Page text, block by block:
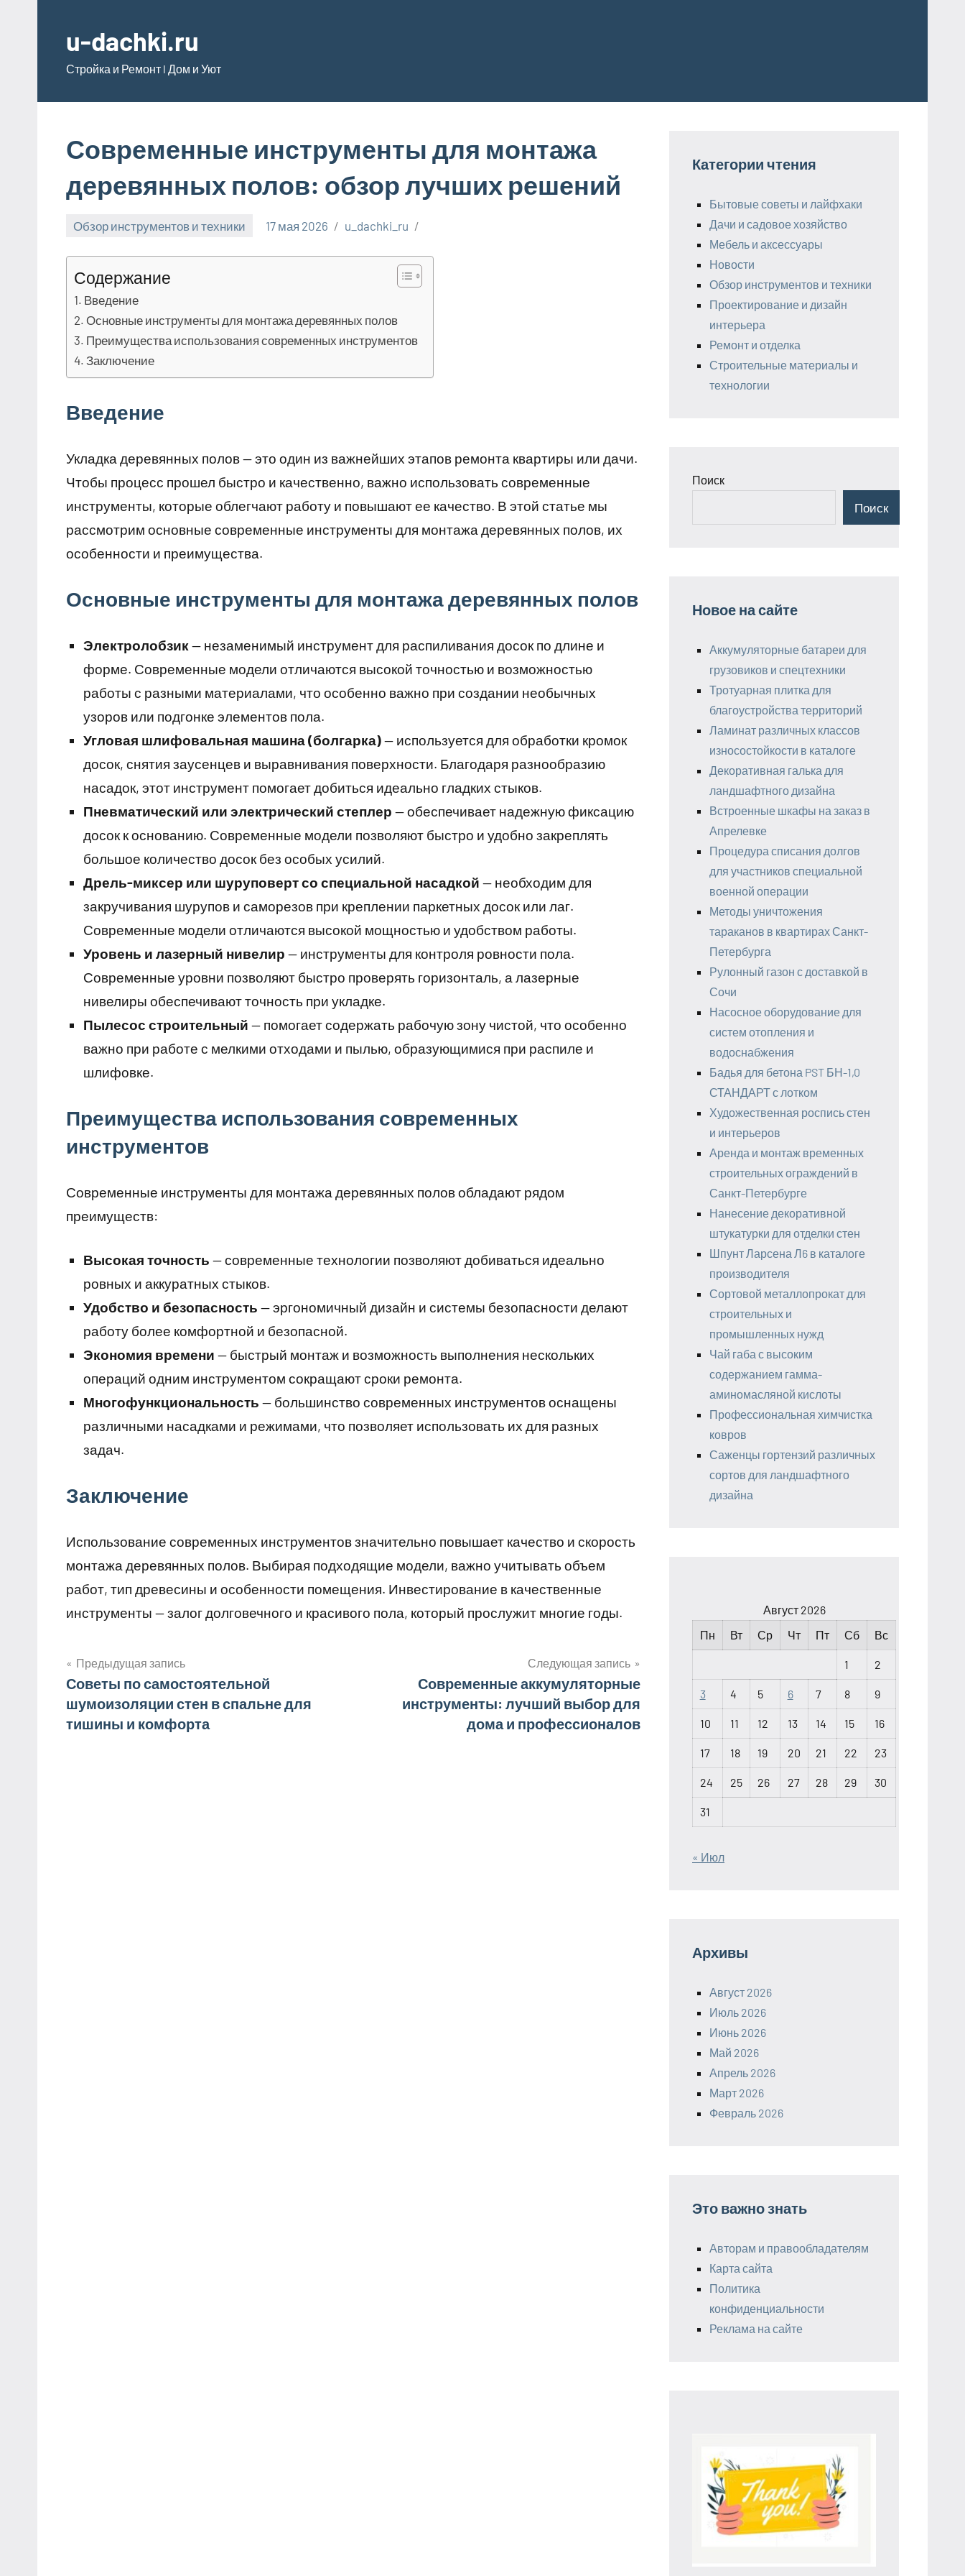
содержимому
u-dachki.ru
Стройка и Ремонт l Дом и Уют
Современные инструменты для монтажа
деревянных полов: обзор лучших решений
Обзор инструментов и техники 17 мая 2026 u_dachki_ru
Содержание
Введение
Основные инструменты для монтажа деревянных полов
Преимущества использования современных инструментов
Заключение
Введение
Укладка деревянных полов — это один из важнейших этапов ремонта квартиры или дачи.
Чтобы процесс прошел быстро и качественно, важно использовать современные
инструменты, которые облегчают работу и повышают ее качество. В этой статье мы
рассмотрим основные современные инструменты для монтажа деревянных полов, их
особенности и преимущества.
Основные инструменты для монтажа деревянных полов
Электролобзик— незаменимый инструмент для распиливания досок по длине и
форме. Современные модели отличаются высокой точностью и возможностью
работы с разными материалами, что особенно важно при создании необычных
узоров или подгонке элементов пола.
Угловая шлифовальная машина (болгарка)— используется для обработки кромок
досок, снятия заусенцев и выравнивания поверхности. Благодаря разнообразию
насадок, этот инструмент помогает добиться идеально гладких стыков.
Пневматический или электрический степлер — обеспечивает надежную фиксацию
досок к основанию. Современные модели позволяют быстро и удобно закреплять
большое количество досок без особых усилий.
Дрель-миксер или шуруповерт со специальной насадкой — необходим для
закручивания шурупов и саморезов при креплении паркетных досок или лаг.
Современные модели отличаются высокой мощностью и удобством работы.
Уровень и лазерный нивелир — инструменты для контроля ровности пола.
Современные уровни позволяют быстро проверять горизонталь, а лазерные
нивелиры обеспечивают точность при укладке.
Пылесос строительный — помогает содержать рабочую зону чистой, что особенно
важно при работе с мелкими отходами и пылью, образующимися при распиле и
шлифовке.
Преимущества использования современных
инструментов
Современные инструменты для монтажа деревянных полов обладают рядом
преимуществ:
Высокая точность — современные технологии позволяют добиваться идеально
ровных и аккуратных стыков.
Удобство и безопасность — эргономичный дизайн и системы безопасности делают
работу более комфортной и безопасной.
Экономия времени — быстрый монтаж и возможность выполнения нескольких
операций одним инструментом сокращают сроки ремонта.
Многофункциональность — большинство современных инструментов оснащены
различными насадками и режимами, что позволяет использовать их для разных
задач.
Заключение
Использование современных инструментов значительно повышает качество и скорость
монтажа деревянных полов. Выбирая подходящие модели, важно учитывать объем
работ, тип древесины и особенности помещения. Инвестирование в качественные
инструменты — залог долговечного и красивого пола, который прослужит многие годы.
Навигация
по
Предыдущая запись
Советы по самостоятельной
шумоизоляции стен в спальне для
тишины и комфорта
Следующая запись
Современные аккумуляторные
инструменты: лучший выбор для
дома и профессионалов
Категории чтения
Бытовые советы и лайфхаки
Дачи и садовое хозяйство
Мебель и аксессуары
Новости
Обзор инструментов и техники
Проектирование и дизайн
интерьера
Ремонт и отделка
Строительные материалы и
технологии
Поиск
Поиск
Новое на сайте
Аккумуляторные батареи для
грузовиков и спецтехники
Тротуарная плитка для
благоустройства территорий
Ламинат различных классов
износостойкости в каталоге
Декоративная галька для
ландшафтного дизайна
Встроенные шкафы на заказ в
Апрелевке
Процедура списания долгов
для участников специальной
военной операции
Методы уничтожения
тараканов в квартирах Санкт-
Петербурга
Рулонный газон с доставкой в
Сочи
Насосное оборудование для
систем отопления и
водоснабжения
Бадья для бетона PST БН-1,0
СТАНДАРТ с лотком
Художественная роспись стен
и интерьеров
Аренда и монтаж временных
строительных ограждений в
Санкт-Петербурге
Нанесение декоративной
штукатурки для отделки стен
Шпунт Ларсена Л6 в каталоге
производителя
Сортовой металлопрокат для
строительных и
промышленных нужд
Чай габа с высоким
содержанием гамма-
аминомасляной кислоты
Профессиональная химчистка
ковров
Саженцы гортензий различных
сортов для ландшафтного
дизайна
Август 2026
Пн
Вт Ср Чт Пт Сб Вс
1 2
3 4 5 6 7 8 9
10 11 12 13 14 15 16
17 18 19 20 21 22 23
24 25 26 27 28 29 30
31
« Июл
Архивы
Август 2026
Июль 2026
Июнь 2026
Май 2026
Апрель 2026
Март 2026
Февраль 2026
Это важно знать
Авторам и правообладателям
Карта сайта
Политика
конфиденциальности
Реклама на сайте